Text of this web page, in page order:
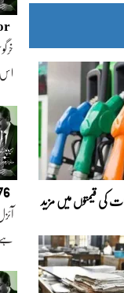
کی قیمتوں میں مزید